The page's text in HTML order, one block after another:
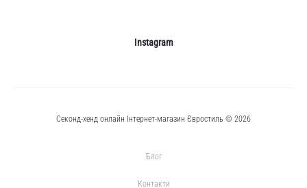
Instagram
Секонд-хенд онлайн Інтернет-магазин Євростиль © 2026
Блог
Контакти